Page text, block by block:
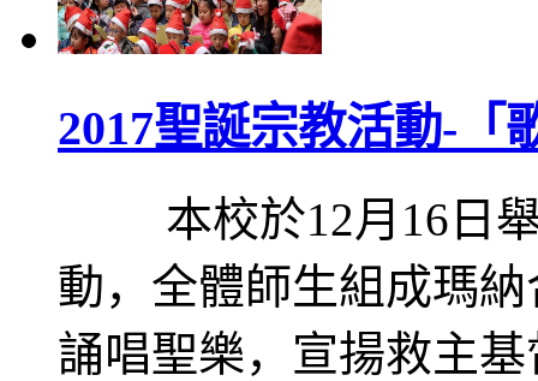
2017聖誕宗教活動-「
本校於12月16日舉
動，全體師生組成瑪
誦唱聖樂，宣揚救主